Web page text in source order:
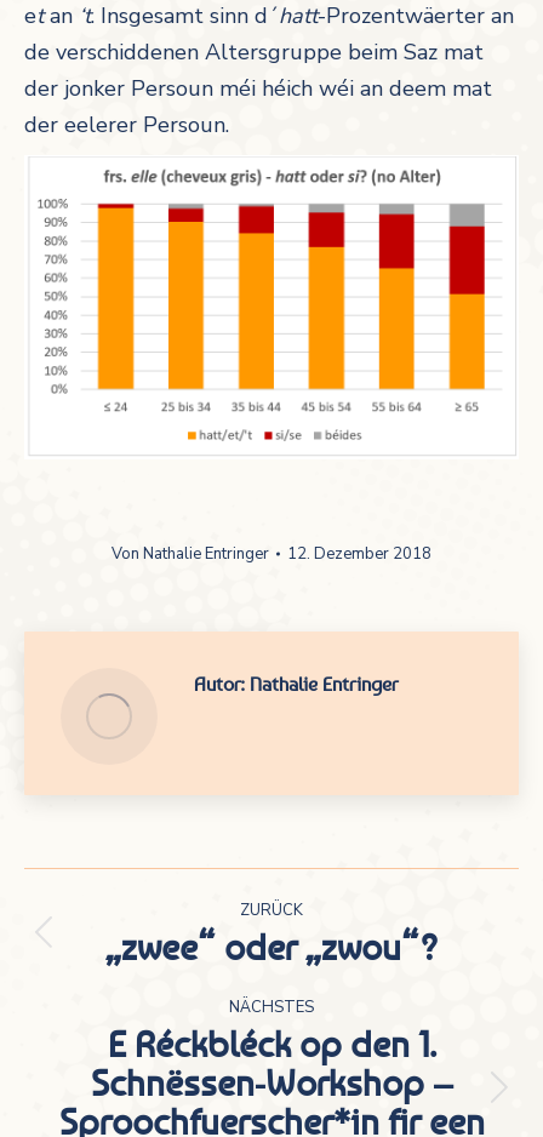
etan ‘t. Insgesamt sinn d´hatt-Prozentwäerter an
de verschiddenen Altersgruppe beim Saz mat
der jonker Persoun méi héich wéi an deem mat
der eelerer Persoun.
Von Nathalie Entringer 12. Dezember 2018
Autor: Nathalie Entringer
Kommentarnavigation
ZURÜCK
Vorheriger
„zwee“ oder „zwou“?
NÄCHSTES
Nächster
E Réckbléck op den 1.
Schnëssen-Workshop –
Sproochfuerscher*in fir een